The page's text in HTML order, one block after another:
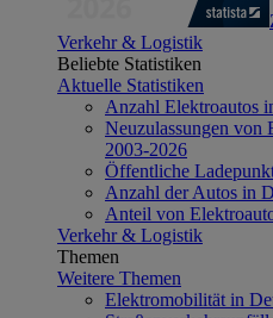
Verkehr & Logistik
Beliebte Statistiken
Aktuelle Statistiken
Anzahl Elektroautos
Neuzulassungen von
2003-2026
Öffentliche
Anzahl der Autos in
Anteil von
Verkehr & Logistik
Themen
Weitere Themen
Elektromobilität in